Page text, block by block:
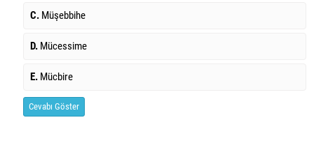
C. Müşebbihe
D. Mücessime
E. Mücbire
Cevabı Göster